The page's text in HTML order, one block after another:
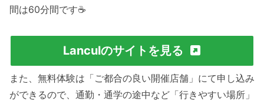
間は60分間です☕️
Lanculのサイトを見る
また、無料体験は「ご都合の良い開催店舗」にて申し込み
ができるので、通勤・通学の途中など「行きやすい場所」